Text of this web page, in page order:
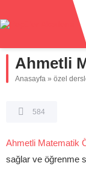
Ahmetli
Anasayfa » özel
584
Ahmetli Matematik
sağlar ve öğrenme